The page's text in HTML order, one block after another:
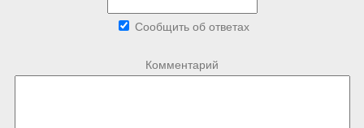
Сообщить об ответах
Комментарий